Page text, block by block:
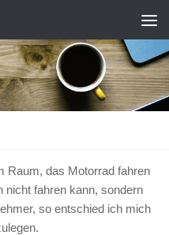
Raum, das Motorrad fahren
nicht fahren kann, sondern
so entschied ich mich